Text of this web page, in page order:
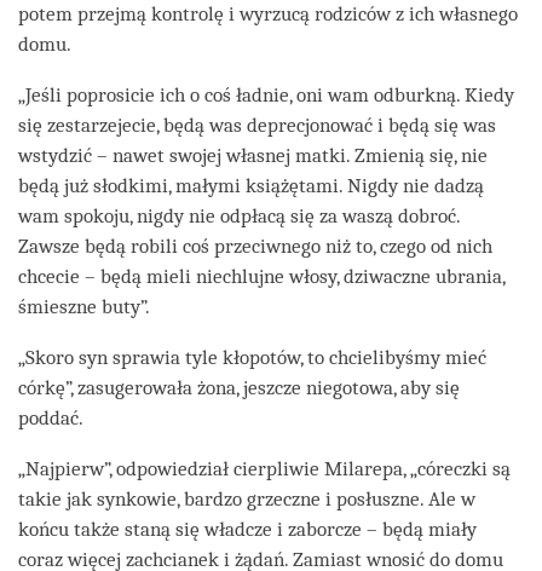
potem przejmą kontrolę i wyrzucą rodziców z ich własnego
domu.
„Jeśli poprosicie ich o coś ładnie, oni wam odburkną. Kiedy
się zestarzejecie, będą was deprecjonować i będą się was
wstydzić – nawet swojej własnej matki. Zmienią się, nie
będą już słodkimi, małymi książętami. Nigdy nie dadzą
wam spokoju, nigdy nie odpłacą się za waszą dobroć.
Zawsze będą robili coś przeciwnego niż to, czego od nich
chcecie – będą mieli niechlujne włosy, dziwaczne ubrania,
śmieszne buty”.
„Skoro syn sprawia tyle kłopotów, to chcielibyśmy mieć
córkę”, zasugerowała żona, jeszcze niegotowa, aby się
poddać.
„Najpierw”, odpowiedział cierpliwie Milarepa, „córeczki są
takie jak synkowie, bardzo grzeczne i posłuszne. Ale w
końcu także staną się władcze i zaborcze – będą miały
coraz więcej zachcianek i żądań. Zamiast wnosić do domu